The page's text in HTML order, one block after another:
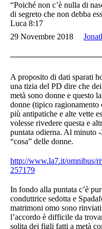
“Poiché non c’è nulla di
di segreto che non debba
Luca 8:17
29 Novembre 2018
A proposito di dati sparati
una tizia del PD dire che
metà sono donne e questo
donne (tipico ragionamento
più antipatiche e alte vette
volesse rivedere questa e
puntata odierna. Al minuto
“cosa” delle donne.
http://www.la7.it/omnibus/
257179
In fondo alla puntata c’è
conduttrice sedotta e
matrimoni omo sono
l’accordo è difficile da
solita dei figli fatti a metà